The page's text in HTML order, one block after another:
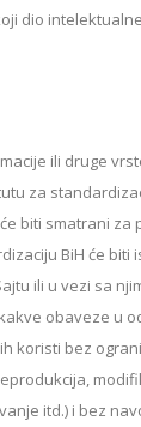
dio
ili druge
za
biti smatrani za
BiH će biti
ili u vezi sa
obaveze u
koristi bez
itd.) i bez